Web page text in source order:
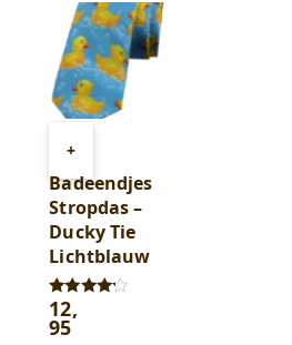
+
aan
winkelwagen
Badeendjes
Stropdas –
Ducky Tie
Lichtblauw
Gewaardeerd
4.00
uit 5
12,
95